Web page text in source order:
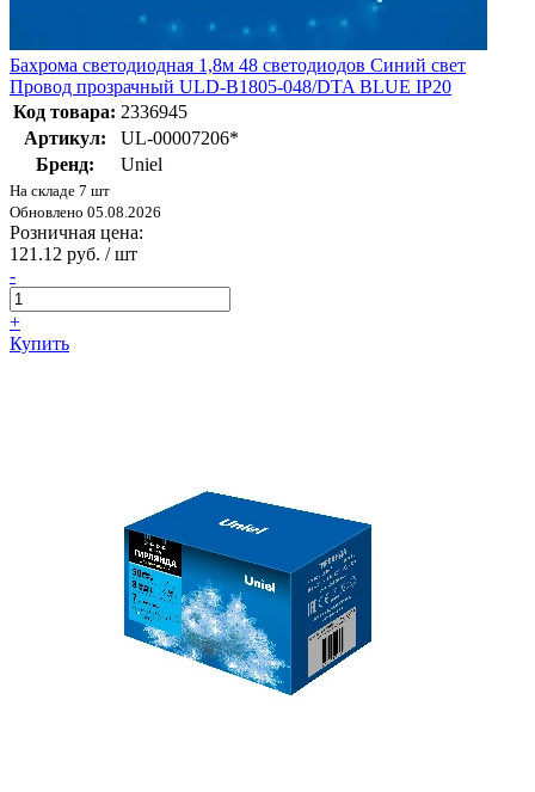
Бахрома светодиодная 1,8м 48 светодиодов Синий свет
Провод прозрачный ULD-B1805-048/DTA BLUE IP20
Код товара: 2336945
Артикул:
UL-00007206*
Бренд:
Uniel
На складе 7 шт
Обновлено 05.08.2026
Розничная цена:
121.12 руб. / шт
-
+
Купить